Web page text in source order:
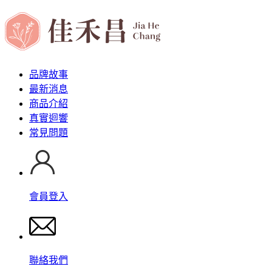
品牌故事
最新消息
商品介紹
真實迴響
常見問題
會員登入
聯絡我們